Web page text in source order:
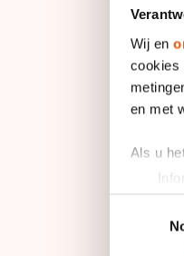
Wij en
cookies
en met
Als u
Uw
Lees
Wit